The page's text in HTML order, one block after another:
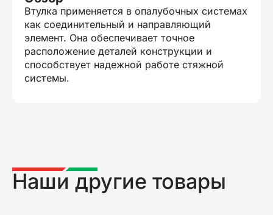
Втулка применяется в опалубочных системах
как соединительный и направляющий
элемент. Она обеспечивает точное
расположение деталей конструкции и
способствует надежной работе стяжной
системы.
Наши другие товары